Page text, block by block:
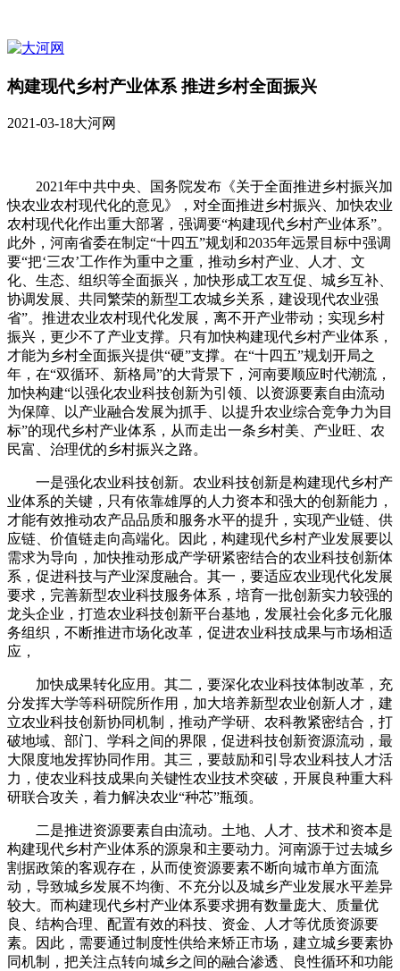
构建现代乡村产业体系 推进乡村全面振兴
2021-03-18大河网
2021年中共中央、国务院发布《关于全面推进乡村振兴加
快农业农村现代化的意见》，对全面推进乡村振兴、加快农业
农村现代化作出重大部署，强调要“构建现代乡村产业体系”。
此外，河南省委在制定“十四五”规划和2035年远景目标中强调
要“把‘三农’工作作为重中之重，推动乡村产业、人才、文
化、生态、组织等全面振兴，加快形成工农互促、城乡互补、
协调发展、共同繁荣的新型工农城乡关系，建设现代农业强
省”。推进农业农村现代化发展，离不开产业带动；实现乡村
振兴，更少不了产业支撑。只有加快构建现代乡村产业体系，
才能为乡村全面振兴提供“硬”支撑。在“十四五”规划开局之
年，在“双循环、新格局”的大背景下，河南要顺应时代潮流，
加快构建“以强化农业科技创新为引领、以资源要素自由流动
为保障、以产业融合发展为抓手、以提升农业综合竞争力为目
标”的现代乡村产业体系，从而走出一条乡村美、产业旺、农
民富、治理优的乡村振兴之路。
一是强化农业科技创新。农业科技创新是构建现代乡村产
业体系的关键，只有依靠雄厚的人力资本和强大的创新能力，
才能有效推动农产品品质和服务水平的提升，实现产业链、供
应链、价值链走向高端化。因此，构建现代乡村产业发展要以
需求为导向，加快推动形成产学研紧密结合的农业科技创新体
系，促进科技与产业深度融合。其一，要适应农业现代化发展
要求，完善新型农业科技服务体系，培育一批创新实力较强的
龙头企业，打造农业科技创新平台基地，发展社会化多元化服
务组织，不断推进市场化改革，促进农业科技成果与市场相适
应，
加快成果转化应用。其二，要深化农业科技体制改革，充
分发挥大学等科研院所作用，加大培养新型农业创新人才，建
立农业科技创新协同机制，推动产学研、农科教紧密结合，打
破地域、部门、学科之间的界限，促进科技创新资源流动，最
大限度地发挥协同作用。其三，要鼓励和引导农业科技人才活
力，使农业科技成果向关键性农业技术突破，开展良种重大科
研联合攻关，着力解决农业“种芯”瓶颈。
二是推进资源要素自由流动。土地、人才、技术和资本是
构建现代乡村产业体系的源泉和主要动力。河南源于过去城乡
割据政策的客观存在，从而使资源要素不断向城市单方面流
动，导致城乡发展不均衡、不充分以及城乡产业发展水平差异
较大。而构建现代乡村产业体系要求拥有数量庞大、质量优
良、结构合理、配置有效的科技、资金、人才等优质资源要
素。因此，需要通过制度性供给来矫正市场，建立城乡要素协
同机制，把关注点转向城乡之间的融合渗透、良性循环和功能